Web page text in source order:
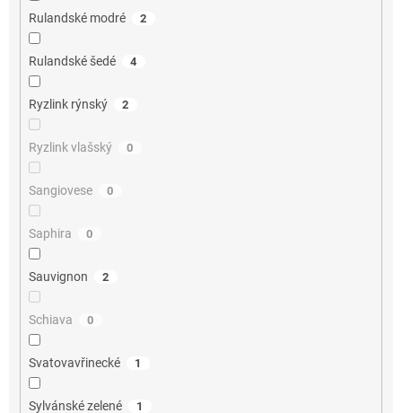
Rulandské modré 2
Rulandské šedé 4
Ryzlink rýnský 2
Ryzlink vlašský 0
Sangiovese 0
Saphira 0
Sauvignon 2
Schiava 0
Svatovavřinecké 1
Sylvánské zelené 1